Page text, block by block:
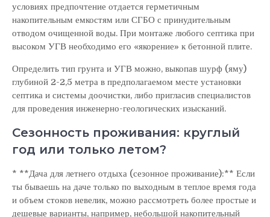
условиях предпочтение отдается герметичным
накопительным емкостям или СГБО с принудительным
отводом очищенной воды. При монтаже любого септика при
высоком УГВ необходимо его «якорение» к бетонной плите.
Определить тип грунта и УГВ можно, выкопав шурф (яму)
глубиной 2-2,5 метра в предполагаемом месте установки
септика и системы доочистки, либо пригласив специалистов
для проведения инженерно-геологических изысканий.
Сезонность проживания: круглый
год или только летом?
* **Дача для летнего отдыха (сезонное проживание):** Если
ты бываешь на даче только по выходным в теплое время года
и объем стоков невелик, можно рассмотреть более простые и
дешевые варианты, например, небольшой накопительный